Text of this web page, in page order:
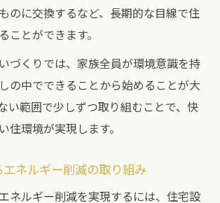
のに交換するなど、長期的な目線で住
ことができます。
づくりでは、家族全員が環境意識を持
の中でできることから始めることが大
い範囲で少しずつ取り組むことで、快
住環境が実現します。
ネルギー削減の取り組み
ネルギー削減を実現するには、住宅設